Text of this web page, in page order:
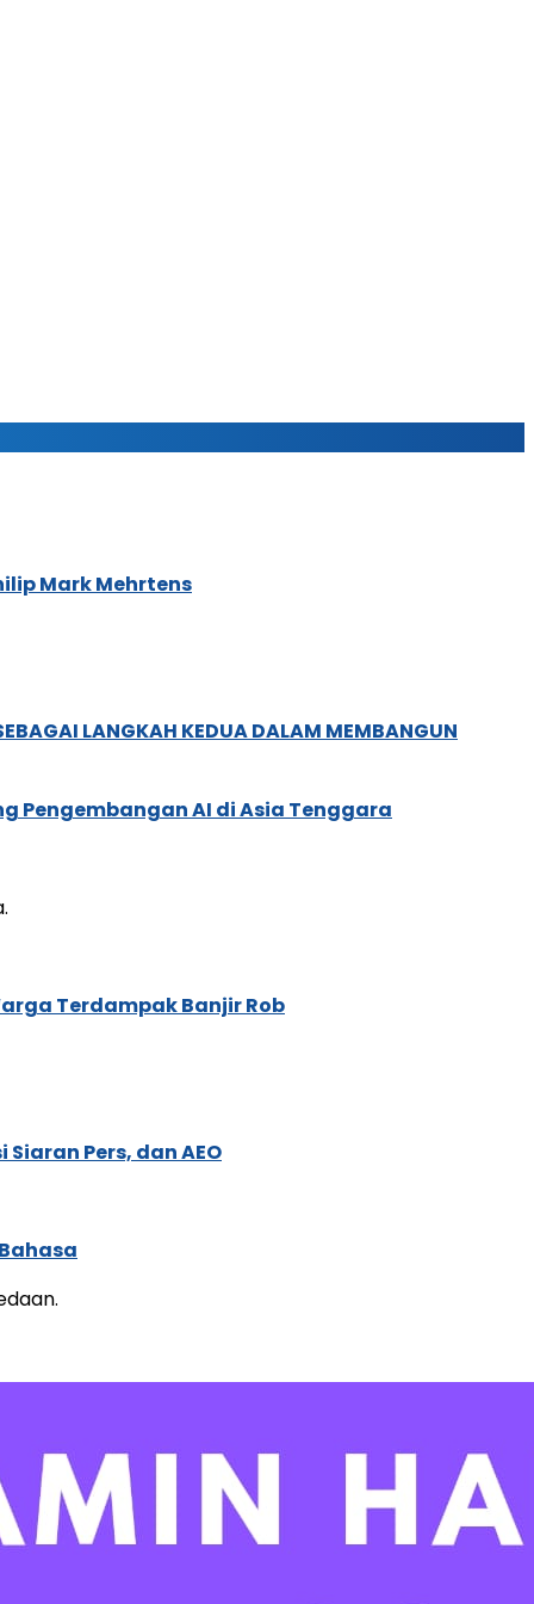
Mark Mehrtens
LANGKAH KEDUA DALAM MEMBANGUN
Pengembangan AI di Asia Tenggara
Terdampak Banjir Rob
Pers, dan AEO